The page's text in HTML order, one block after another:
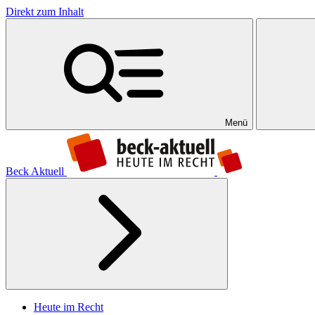
Direkt zum Inhalt
Menü
Beck Aktuell
Heute im Recht